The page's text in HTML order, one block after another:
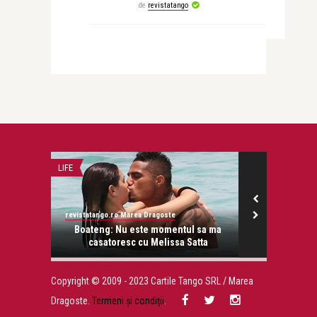
de revistatango
LIFE
revistatango.ro Marea Dragoste
Boateng: Nu este momentul sa ma
casatoresc cu Melissa Satta
revistatango.ro
Copyright © 2009 - 2023 Cartile Tango SRL / Marea
Dragoste. Termeni și condiții